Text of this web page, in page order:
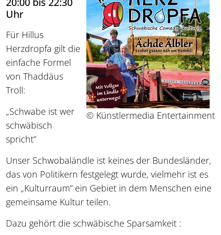
© Künstlermedia Entertainment
Uhr
Für Hillus
Herzdropfa gilt die
einfache Formel
von Thaddäus
Troll:
„Schwabe ist wer
schwäbisch
spricht“
Unser Schwobaländle ist keines der Bundesländer,
das von Politikern festgelegt wurde, vielmehr ist es
ein „Kulturraum“ ein Gebiet in dem Menschen eine
gemeinsame Kultur teilen.
Dazu gehört die schwäbische Sparsamkeit :